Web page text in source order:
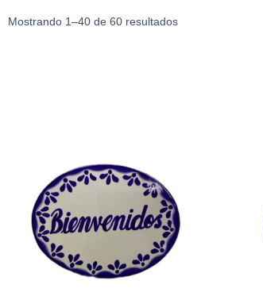
Mostrando 1–40 de 60 resultados